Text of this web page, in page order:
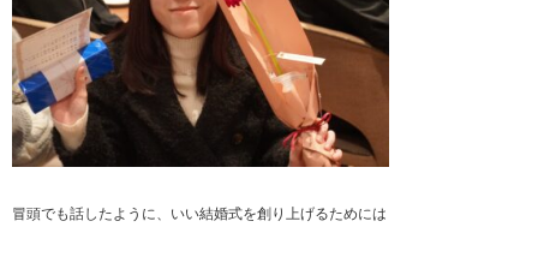
冒頭でも話したように、いい結婚式を創り上げるためには